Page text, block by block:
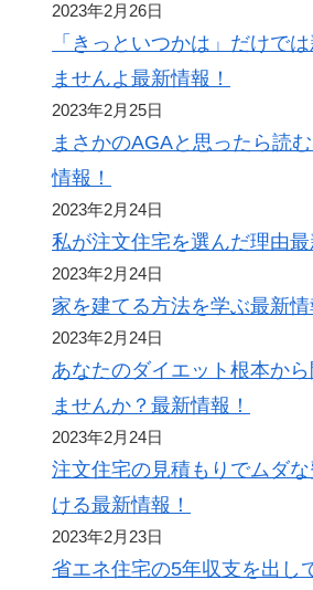
2023年2月26日
「きっといつかは」だけで
ませんよ最新情報！
2023年2月25日
まさかのAGAと思ったら読
情報！
2023年2月24日
私が注文住宅を選んだ理由最
2023年2月24日
家を建てる方法を学ぶ最新情
2023年2月24日
あなたのダイエット根本か
ませんか？最新情報！
2023年2月24日
注文住宅の見積もりでムダ
ける最新情報！
2023年2月23日
省エネ住宅の5年収支を出し